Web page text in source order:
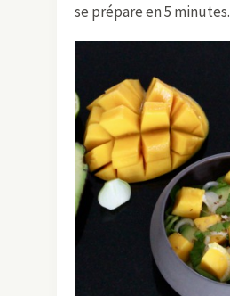
se prépare en 5 minutes.